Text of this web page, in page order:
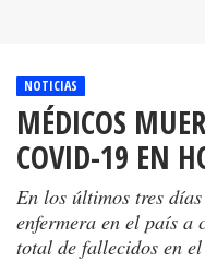
NOTICIAS
MÉDICOS
COVID-19 EN
En los últimos tres
enfermera en el país a
total de fallecidos en